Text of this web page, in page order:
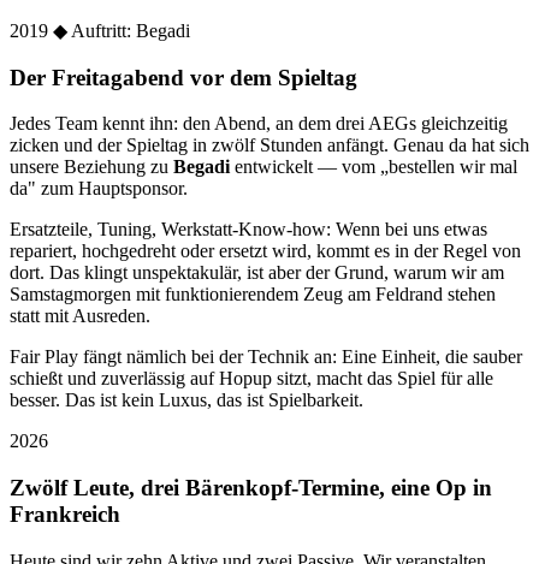
2019 ◆ Auftritt: Begadi
Der Freitagabend vor dem Spieltag
Jedes Team kennt ihn: den Abend, an dem drei AEGs gleichzeitig
zicken und der Spieltag in zwölf Stunden anfängt. Genau da hat sich
unsere Beziehung zu Begadientwickelt — vom „bestellen wir mal
da" zum Hauptsponsor.
Ersatzteile, Tuning, Werkstatt-Know-how: Wenn bei uns etwas
repariert, hochgedreht oder ersetzt wird, kommt es in der Regel von
dort. Das klingt unspektakulär, ist aber der Grund, warum wir am
Samstagmorgen mit funktionierendem Zeug am Feldrand stehen
statt mit Ausreden.
Fair Play fängt nämlich bei der Technik an: Eine Einheit, die sauber
schießt und zuverlässig auf Hopup sitzt, macht das Spiel für alle
besser. Das ist kein Luxus, das ist Spielbarkeit.
2026
Zwölf Leute, drei Bärenkopf-Termine, eine Op in
Frankreich